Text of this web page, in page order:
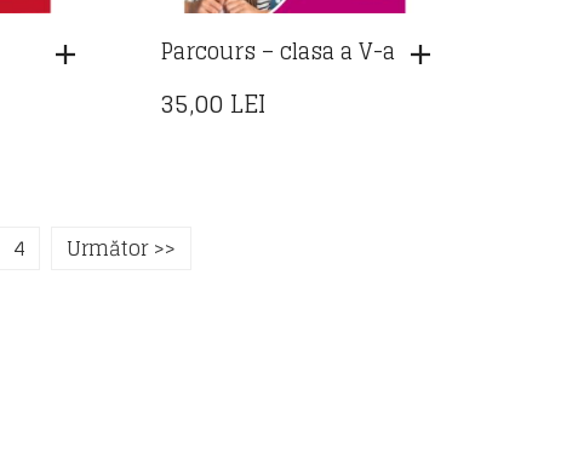
Parcours – clasa a V-a
35,00 LEI
4 Următor >>